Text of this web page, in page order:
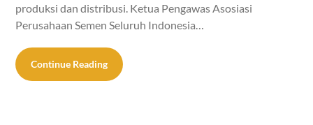
produksi dan distribusi. Ketua Pengawas Asosiasi
Perusahaan Semen Seluruh Indonesia…
Continue Reading